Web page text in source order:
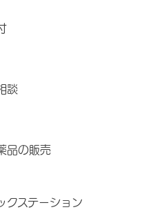
談
品の販売
クステーション